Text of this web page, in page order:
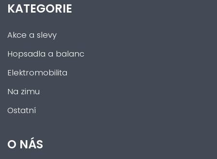
KATEGORIE
Akce a slevy
Hopsadla a balanc
Elektromobilita
Na zimu
Ostatní
O NÁS